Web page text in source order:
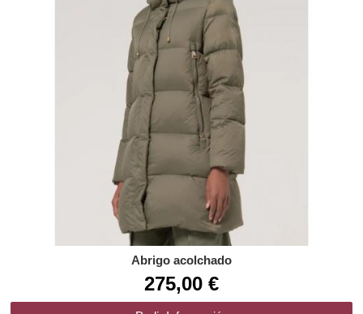
Abrigo acolchado
275,00 €